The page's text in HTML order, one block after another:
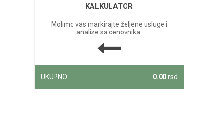
KALKULATOR
Molimo vas markirajte željene usluge i
analize sa cenovnika.
UKUPNO: 0.00rsd